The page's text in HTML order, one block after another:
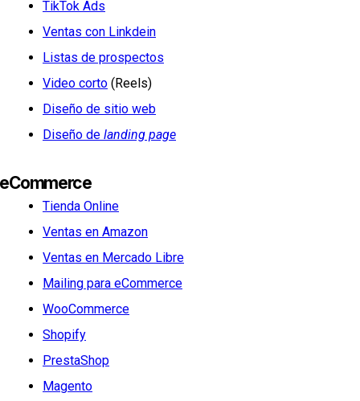
TikTok Ads
Ventas con Linkdein
Listas de prospectos
Video corto (Reels)
Diseño de sitio web
Diseño de landing page
eCommerce
Tienda Online
Ventas en Amazon
Ventas en Mercado Libre
Mailing para eCommerce
WooCommerce
Shopify
PrestaShop
Magento